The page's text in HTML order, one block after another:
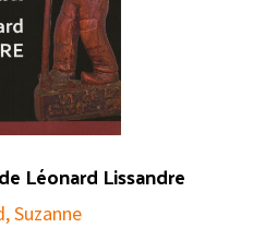
Léonard Lissandre
Suzanne